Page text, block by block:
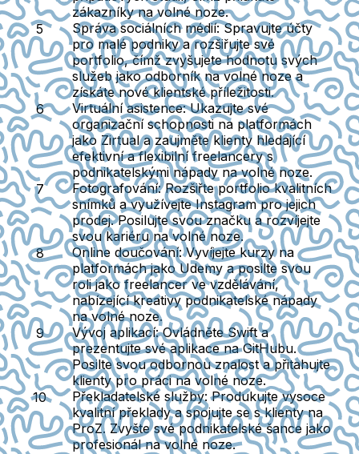
zákazníky na volné noze.
Správa sociálních médií: Spravujte účty
pro malé podniky a rozšiřujte své
portfolio, čímž zvyšujete hodnotu svých
služeb jako odborník na volné noze a
získáte nové klientské příležitosti.
Virtuální asistence: Ukazujte své
organizační schopnosti na platformách
jako Zirtual a zaujměte klienty hledající
efektivní a flexibilní freelancery s
podnikatelskými nápady na volné noze.
Fotografování: Rozšiřte portfolio kvalitních
snímků a využívejte Instagram pro jejich
prodej. Posilujte svou značku a rozvíjejte
svou kariéru na volné noze.
Online doučování: Vyvíjejte kurzy na
platformách jako Udemy a posilte svou
roli jako freelancer ve vzdělávání,
nabízející kreativy podnikatelské nápady
na volné noze.
Vývoj aplikací: Ovládněte Swift a
prezentujte své aplikace na GitHubu.
Posilte svou odbornou znalost a přitahujte
klienty pro práci na volné noze.
Překladatelské služby: Produkujte vysoce
kvalitní překlady a spojujte se s klienty na
ProZ. Zvyšte své podnikatelské šance jako
profesionál na volné noze.